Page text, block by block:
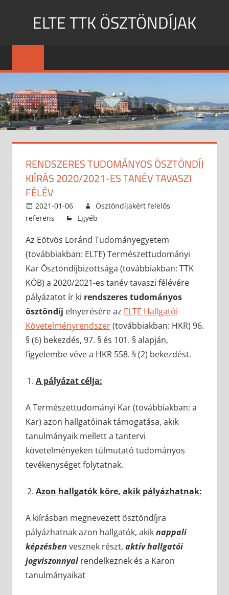
ELTE TTK ÖSZTÖNDÍJAK
RENDSZERES TUDOMÁNYOS ÖSZTÖNDÍJ
KIÍRÁS 2020/2021-ES TANÉV TAVASZI
FÉLÉV
2021-01-06
Ösztöndíjakért felelős
referens
Egyéb
Az Eötvös Loránd Tudományegyetem
(továbbiakban: ELTE) Természettudományi
Kar Ösztöndíjbizottsága (továbbiakban: TTK
KÖB) a 2020/2021-es tanév tavaszi félévére
pályázatot ír ki rendszeres tudományos
ösztöndíj elnyerésére az ELTE Hallgatói
Követelményrendszer(továbbiakban: HKR) 96.
§ (6) bekezdés, 97. § és 101. § alapján,
figyelembe véve a HKR 558. § (2) bekezdést.
A pályázat célja:
A Természettudományi Kar (továbbiakban: a
Kar) azon hallgatóinak támogatása, akik
tanulmányaik mellett a tantervi
követelményeken túlmutató tudományos
tevékenységet folytatnak.
Azon hallgatók köre, akik pályázhatnak:
A kiírásban megnevezett ösztöndíjra
pályázhatnak azon hallgatók, akiknappali
képzésben vesznek részt, aktív hallgatói
jogviszonnyalrendelkeznek és a Karon
tanulmányaikat